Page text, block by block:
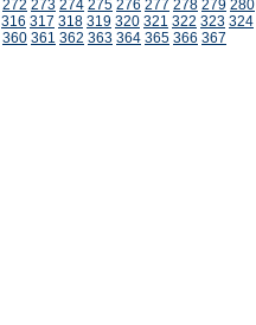
272 273 274 275 276 277 278 279 280
316 317 318 319 320 321 322 323 324
360 361 362 363 364 365 366 367